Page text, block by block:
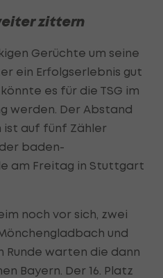
zittern
Gerüchte um seine
ein Erfolgserlebnis gut
es für die TSG im
werden. Der Abstand
ist auf fünf Zähler
baden-
am Freitag in Stuttgart
noch vor sich, zwei
und
Runde warten die dann
Bayern. Der 16. Platz